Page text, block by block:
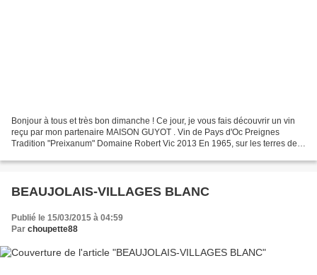
Bonjour à tous et très bon dimanche ! Ce jour, je vous fais découvrir un vin
reçu par mon partenaire MAISON GUYOT . Vin de Pays d'Oc Preignes
Tradition "Preixanum" Domaine Robert Vic 2013 En 1965, sur les terres de
BEAUJOLAIS-VILLAGES BLANC
Publié le 15/03/2015 à 04:59
Par choupette88